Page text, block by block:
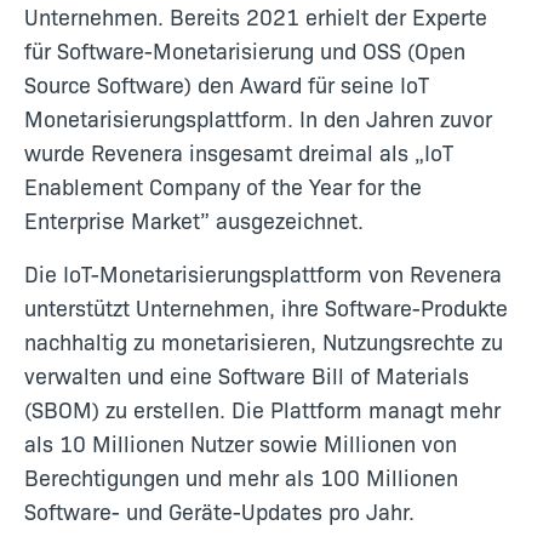
Unternehmen. Bereits 2021 erhielt der Experte
für Software-Monetarisierung und OSS (Open
Source Software) den Award für seine IoT
Monetarisierungsplattform. In den Jahren zuvor
wurde Revenera insgesamt dreimal als „IoT
Enablement Company of the Year for the
Enterprise Market” ausgezeichnet.
Die IoT-Monetarisierungsplattform von Revenera
unterstützt Unternehmen, ihre Software-Produkte
nachhaltig zu monetarisieren, Nutzungsrechte zu
verwalten und eine Software Bill of Materials
(SBOM) zu erstellen. Die Plattform managt mehr
als 10 Millionen Nutzer sowie Millionen von
Berechtigungen und mehr als 100 Millionen
Software- und Geräte-Updates pro Jahr.